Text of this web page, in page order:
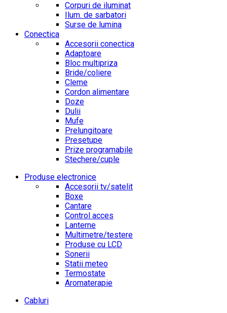
Corpuri de iluminat
Ilum. de sarbatori
Surse de lumina
Conectica
Accesorii conectica
Adaptoare
Bloc multipriza
Bride/coliere
Cleme
Cordon alimentare
Doze
Dulii
Mufe
Prelungitoare
Presetupe
Prize programabile
Stechere/cuple
Produse electronice
Accesorii tv/satelit
Boxe
Cantare
Control acces
Lanterne
Multimetre/testere
Produse cu LCD
Sonerii
Statii meteo
Termostate
Aromaterapie
Cabluri